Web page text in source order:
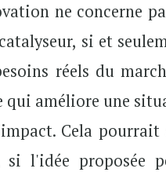
ne concerne
si et
réels du
qui améliore une
Cela
si l'idée proposée